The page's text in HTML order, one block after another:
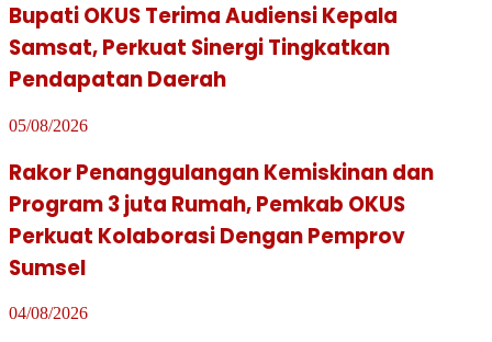
Bupati OKUS Terima Audiensi Kepala
Samsat, Perkuat Sinergi Tingkatkan
Pendapatan Daerah
05/08/2026
Rakor Penanggulangan Kemiskinan dan
Program 3 juta Rumah, Pemkab OKUS
Perkuat Kolaborasi Dengan Pemprov
Sumsel
04/08/2026